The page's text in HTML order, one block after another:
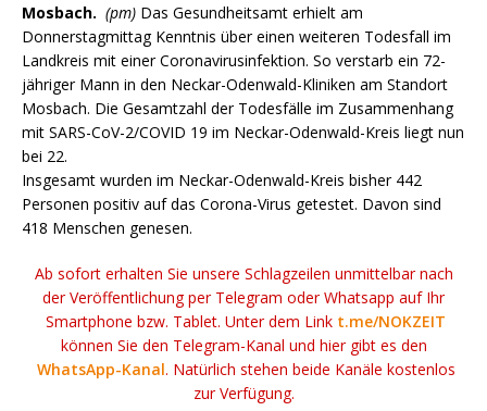
Mosbach. (pm) Das Gesundheitsamt erhielt am
Donnerstagmittag Kenntnis über einen weiteren Todesfall im
Landkreis mit einer Coronavirusinfektion. So verstarb ein 72-
jähriger Mann in den Neckar-Odenwald-Kliniken am Standort
Mosbach. Die Gesamtzahl der Todesfälle im Zusammenhang
mit SARS-CoV-2/COVID 19 im Neckar-Odenwald-Kreis liegt nun
bei 22.
Insgesamt wurden im Neckar-Odenwald-Kreis bisher 442
Personen positiv auf das Corona-Virus getestet. Davon sind
418 Menschen genesen.
Ab sofort erhalten Sie unsere Schlagzeilen unmittelbar nach
der Veröffentlichung per Telegram oder Whatsapp auf Ihr
Smartphone bzw. Tablet. Unter dem Link t.me/NOKZEIT
können Sie den Telegram-Kanal und hier gibt es den
WhatsApp-Kanal. Natürlich stehen beide Kanäle kostenlos
zur Verfügung.